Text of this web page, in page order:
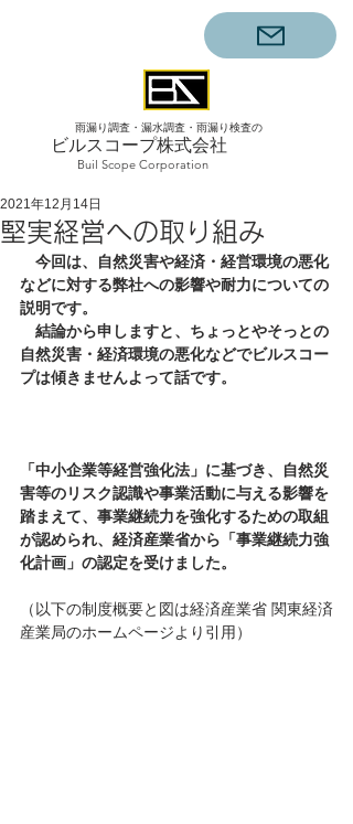
雨漏り調査・漏水調査・雨漏り検査の
ビルスコープ株式会社
Buil Scope Corporation
堅実経営への取り組み
2021年12月14日
今回は、自然災害や経済・経営環境の悪化
などに対する弊社への影響や耐力についての
説明です。
結論から申しますと、ちょっとやそっとの
自然災害・経済環境の悪化などでビルスコー
プは傾きませんよって話です。
「中小企業等経営強化法」に基づき、自然災
害等のリスク認識や事業活動に与える影響を
踏まえて、事業継続力を強化するための取組
が認められ、経済産業省から「事業継続力強
化計画」の認定を受けました。
（以下の制度概要と図は経済産業省 関東経済
産業局のホームページより引用）